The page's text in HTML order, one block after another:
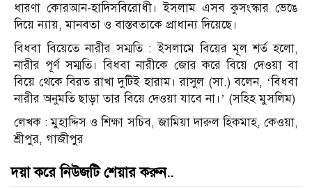
ধারণা কোরআন-হাদিসবিরোধী। ইসলাম এসব কুসংস্কার ভেঙে
দিয়ে ন্যায়, মানবতা ও বাস্তবতাকে প্রাধান্য দিয়েছে।
বিধবা বিয়েতে নারীর সম্মতি : ইসলামে বিয়ের মূল শর্ত হলো,
নারীর পূর্ণ সম্মতি। বিধবা নারীকে জোর করে বিয়ে দেওয়া বা
বিয়ে থেকে বিরত রাখা দুটিই হারাম। রাসুল (সা.) বলেন, ‘বিধবা
নারীর অনুমতি ছাড়া তার বিয়ে দেওয়া যাবে না।’ (সহিহ মুসলিম)
লেখক : মুহাদ্দিস ও শিক্ষা সচিব, জামিয়া দারুল হিকমাহ, কেওয়া,
শ্রীপুর, গাজীপুর
দয়া করে নিউজটি শেয়ার করুন..